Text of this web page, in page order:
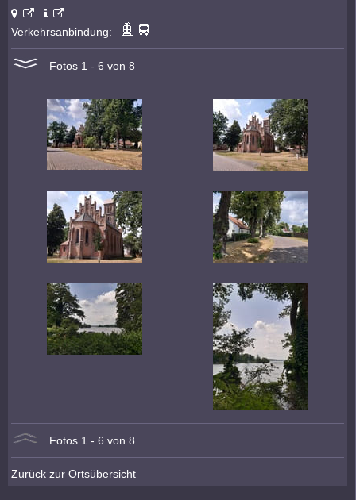
Verkehrsanbindung:
Fotos 1 - 6 von 8
Fotos 1 - 6 von 8
Zurück zur Ortsübersicht